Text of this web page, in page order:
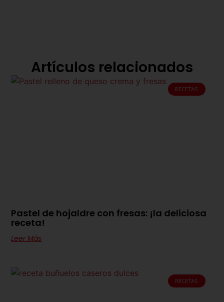
Artículos relacionados
RECETAS
Pastel de hojaldre con fresas: ¡la deliciosa
receta!
Leer Más
RECETAS